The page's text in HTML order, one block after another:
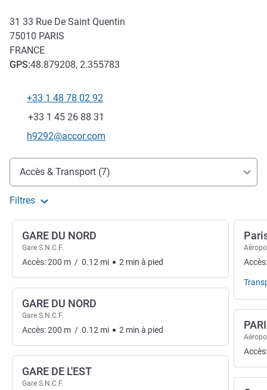
31 33 Rue De Saint Quentin
75010 PARIS
FRANCE
GPS:48.879208, 2.355783
Téléphone
+33 1 48 78 02 92
Fax
+33 1 45 26 88 31
Email de contact
h9292@accor.com
Accès et transports
Accès & Transport (7)
Filtres
GARE DU NORD
Gare S.N.C.F.
Accès:200 m / 0.12 mi 2 min à pied
GARE DU NORD
Gare S.N.C.F.
Accès:200 m / 0.12 mi 2 min à pied
GARE DE L'EST
Gare S.N.C.F.